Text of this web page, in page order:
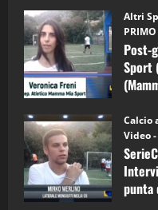
gara
–
Mia
6)
–
a
Altri
Post-
Sport
Calcio
Video
punta
3 21/
4 15/